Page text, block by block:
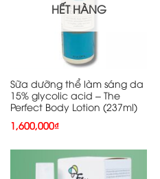
HẾT HÀNG
Sữa dưỡng thể làm sáng da
15% glycolic acid – The
Perfect Body Lotion (237ml)
1,600,000₫